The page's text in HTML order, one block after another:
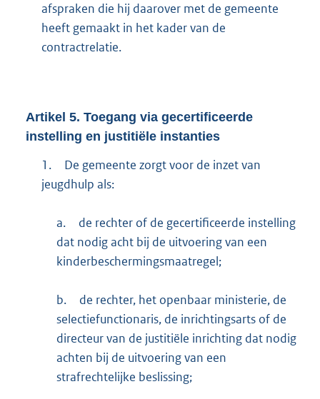
afspraken die hij daarover met de gemeente
heeft gemaakt in het kader van de
contractrelatie.
Artikel 5. Toegang via gecertificeerde
instelling en justitiële instanties
1.
De gemeente zorgt voor de inzet van
jeugdhulp als:
a.
de rechter of de gecertificeerde instelling
dat nodig acht bij de uitvoering van een
kinderbeschermingsmaatregel;
b.
de rechter, het openbaar ministerie, de
selectiefunctionaris, de inrichtingsarts of de
directeur van de justitiële inrichting dat nodig
achten bij de uitvoering van een
strafrechtelijke beslissing;